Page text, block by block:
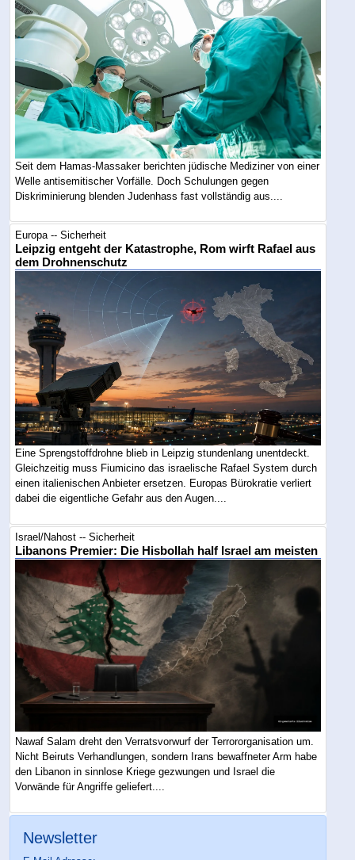
Seit dem Hamas-Massaker berichten jüdische Mediziner von einer
Welle antisemitischer Vorfälle. Doch Schulungen gegen
Diskriminierung blenden Judenhass fast vollständig aus....
Europa -- Sicherheit
Leipzig entgeht der Katastrophe, Rom wirft Rafael aus
dem Drohnenschutz
Eine Sprengstoffdrohne blieb in Leipzig stundenlang unentdeckt.
Gleichzeitig muss Fiumicino das israelische Rafael System durch
einen italienischen Anbieter ersetzen. Europas Bürokratie verliert
dabei die eigentliche Gefahr aus den Augen....
Israel/Nahost -- Sicherheit
Libanons Premier: Die Hisbollah half Israel am meisten
Nawaf Salam dreht den Verratsvorwurf der Terrororganisation um.
Nicht Beiruts Verhandlungen, sondern Irans bewaffneter Arm habe
den Libanon in sinnlose Kriege gezwungen und Israel die
Vorwände für Angriffe geliefert....
Newsletter